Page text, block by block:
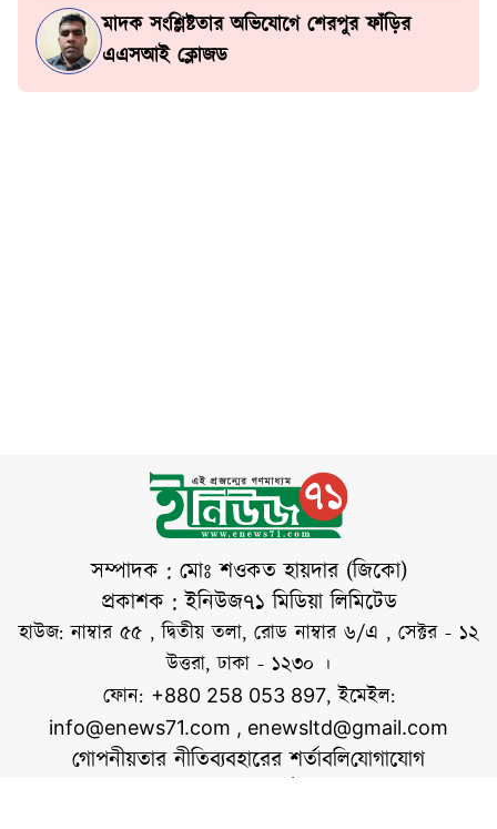
মাদক সংশ্লিষ্টতার অভিযোগে শেরপুর ফাঁড়ির
এএসআই ক্লোজড
সম্পাদক : মোঃ শওকত হায়দার (জিকো)
প্রকাশক : ইনিউজ৭১ মিডিয়া লিমিটেড
হাউজ: নাম্বার ৫৫ , দ্বিতীয় তলা, রোড নাম্বার ৬/এ , সেক্টর - ১২
উত্তরা, ঢাকা - ১২৩০ ।
ফোন: +880 258 053 897, ইমেইল:
info@enews71.com , enewsltd@gmail.com
গোপনীয়তার নীতিব্যবহারের শর্তাবলিযোগাযোগ